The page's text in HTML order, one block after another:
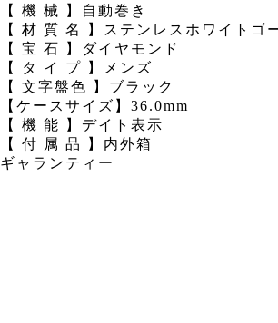
【 機 械 】自動巻き
【 材 質 名 】ステンレスホワイトゴ
【 宝 石 】ダイヤモンド
【 タ イ プ 】メンズ
【 文字盤色 】ブラック
【ケースサイズ】36.0mm
【 機 能 】デイト表示
【 付 属 品 】内外箱
ギャランティー